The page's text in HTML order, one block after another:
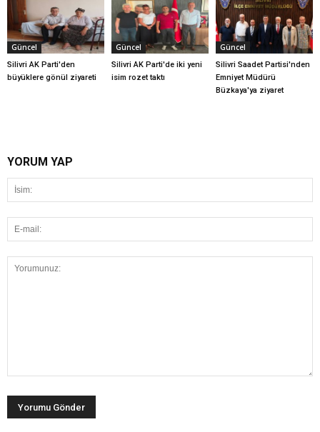
Güncel
Silivri AK Parti'den
büyüklere gönül ziyareti
Güncel
Silivri AK Parti'de iki yeni
isim rozet taktı
Güncel
Silivri Saadet Partisi'nden
Emniyet Müdürü
Büzkaya'ya ziyaret
YORUM YAP